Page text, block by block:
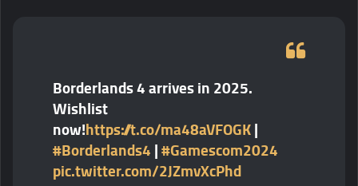
Borderlands 4 arrives in 2025.
Wishlist
now!https://t.co/ma48aVFOGK|
#Borderlands4|#Gamescom2024
pic.twitter.com/2JZmvXcPhd